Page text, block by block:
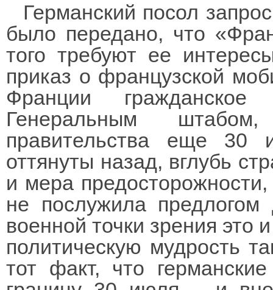
Германский посол
было передано, что
того требуют ее
приказ о французской
Франции
Генеральным
правительства еще 30
оттянуты назад, вглубь
и мера
не послужила
военной точки зрения это
политическую мудрость
тот факт, что